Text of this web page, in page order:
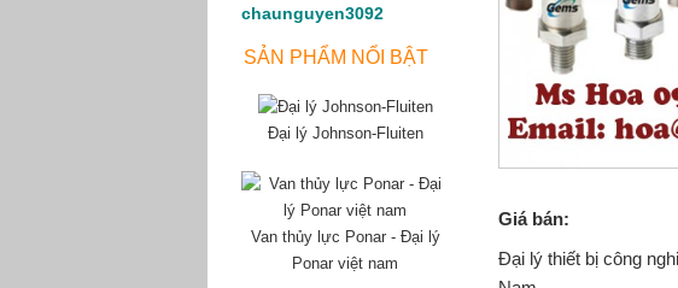
Giá bán:
Đại lý thiết bị công
chaunguyen3092
SẢN PHẨM NỔI BẬT
Đại lý Johnson-Fluiten
Van thủy lực Ponar - Đại lý
Ponar việt nam